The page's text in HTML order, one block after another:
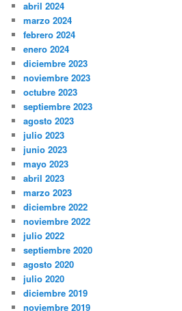
abril 2024
marzo 2024
febrero 2024
enero 2024
diciembre 2023
noviembre 2023
octubre 2023
septiembre 2023
agosto 2023
julio 2023
junio 2023
mayo 2023
abril 2023
marzo 2023
diciembre 2022
noviembre 2022
julio 2022
septiembre 2020
agosto 2020
julio 2020
diciembre 2019
noviembre 2019